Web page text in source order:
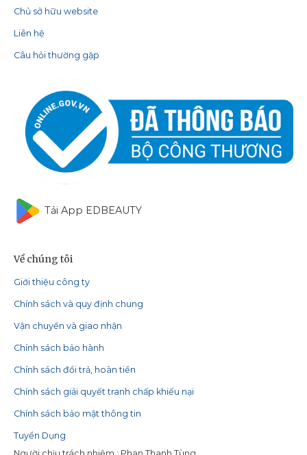
Chủ sở hữu website
Liên hệ
Câu hỏi thường gặp
Tải App EDBEAUTY
Về chúng tôi
Giới thiệu công ty
Chính sách và quy định chung
Vận chuyển và giao nhận
Chính sách bảo hành
Chính sách đổi trả, hoàn tiền
Chính sách giải quyết tranh chấp khiếu nại
Chính sách bảo mật thông tin
Tuyển Dụng